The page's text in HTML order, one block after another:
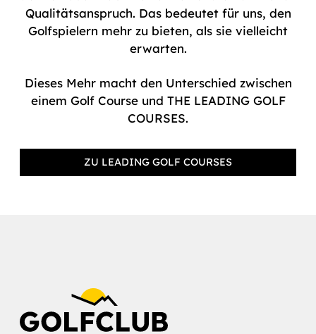
Qualitätsanspruch. Das bedeutet für uns, den
Golfspielern mehr zu bieten, als sie vielleicht
erwarten.
Dieses Mehr macht den Unterschied zwischen
einem Golf Course und THE LEADING GOLF
COURSES.
ZU LEADING GOLF COURSES